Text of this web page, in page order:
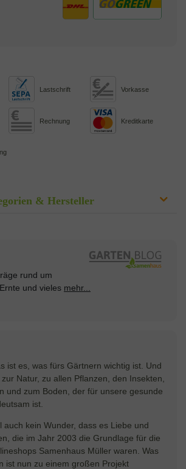
Lastschrift Vorkasse
Rechnung Kreditkarte
& Hersteller
Clever Pots
COMPO
Dürr-Samen
Feldsaaten Freudenberger
Flora Elite
rund um
und vieles mehr...
ist es, was fürs Gärtnern wichtig ist. Und
Natur, zu allen Pflanzen, den Insekten,
und zum Boden, der für unsere gesunde
ist.
auch kein Wunder, dass es Liebe und
die im Jahr 2003 die Grundlage für die
Samenhaus Müller waren. Was
ist nun zu einem großen Projekt